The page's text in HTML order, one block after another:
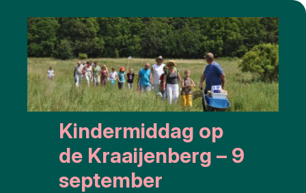
Kindermiddag op
de Kraaijenberg – 9
september